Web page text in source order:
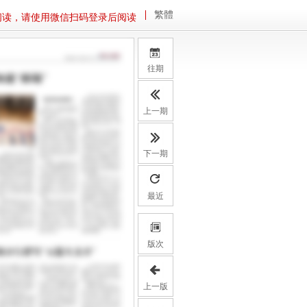
，请使用微信扫码登录后阅读 繁體
往期
上一期
下一期
最近
版次
上一版